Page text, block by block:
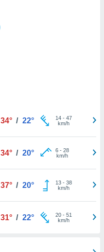
34° / 22° 14- 47
km/h
34° / 20° 6- 28
km/h
37° / 20° 13- 38
km/h
31° / 22° 20- 51
km/h